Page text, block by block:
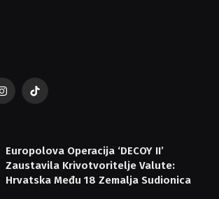
Instagram
TikTok
Europolova Operacija ‘DECOY II’
Zaustavila Krivotvoritelje Valute:
Hrvatska Među 18 Zemalja Sudionica